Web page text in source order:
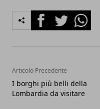
FacebookTwitter
Articolo Precedente
I borghi più belli della
Lombardia da visitare